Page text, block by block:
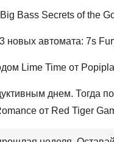
Bass Secrets of the
новых автомата: 7s
Lime Time от
днем. Тогда
от Red Tiger